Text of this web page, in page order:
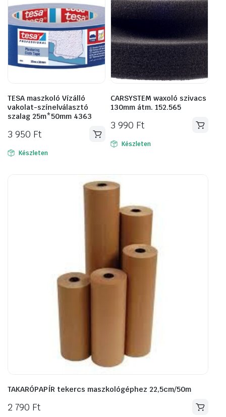
TESA maszkoló Vízálló
vakolat-színelválasztó
szalag 25m*50mm 4363
3 950 Ft
Készleten
CARSYSTEM waxoló szivacs
130mm átm. 152.565
3 990 Ft
Készleten
TAKARÓPAPÍR tekercs maszkológéphez 22,5cm/50m
2 790 Ft